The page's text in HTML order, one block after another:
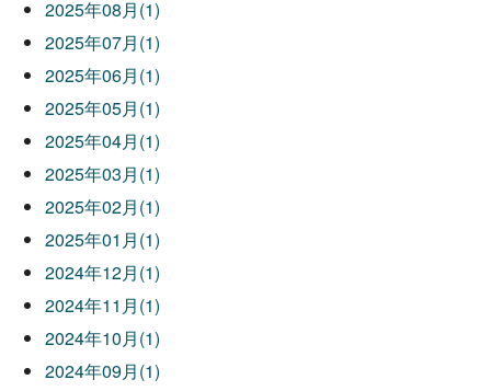
2025年08月(1)
2025年07月(1)
2025年06月(1)
2025年05月(1)
2025年04月(1)
2025年03月(1)
2025年02月(1)
2025年01月(1)
2024年12月(1)
2024年11月(1)
2024年10月(1)
2024年09月(1)